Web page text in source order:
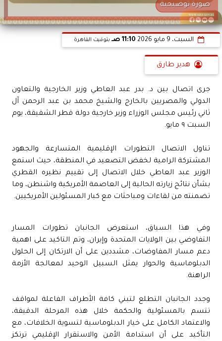
صورة توضيحية
السبت، 9 مايو 2026 11:10 صـ بتوقيت القاهرة
هدير طارق
جرى اتصال بين د. بدر عبد العاطي وزير الخارجية والتعاون
الدولي والمصريين بالخارج والشيخ محمد بن عبد الرحمن آل
ثاني رئيس مجلس الوزراء وزير خارجية دولة قطر الشقيقة، يوم
السبت ٩ مايو.
تناول الاتصال التطورات الإقليمية المتسارعة والجهود
المشتركة الرامية لخفض التصعيد في المنطقة، حيث استمع
الوزير عبد العاطي خلال الاتصال إلى تقييم نظيره القطري
بشأن نتائج زيارته الحالية إلى العاصمة الأمريكية واشنطن، وما
تضمنته من لقاءات ومباحثات مع كبار المسئولين الأمريكيين.
وفي هذا السياق، استعرض الجانبان تطورات المسار
التفاوضي بين الولايات المتحدة وإيران، وتم التاكيد على اهمية
دعم مسار المفاوضات، مشددين على أن الارتكان إلى الحلول
الدبلوماسية والحوار يمثل السبيل الوحيد لمعالجة الأزمة
الراهنة.
وجدد الجانبان التطلع لتبني كافة الأطراف الفاعلة لمواقف
تتسم بالمسئولية والحكمة خلال هذه المرحلة الدقيقة،
والاعتماد الكامل على خيار الدبلوماسية لتسوية الخلافات، مع
التأكيد على أن استدامة الأمن والاستقرار الإقليمي ترتكز